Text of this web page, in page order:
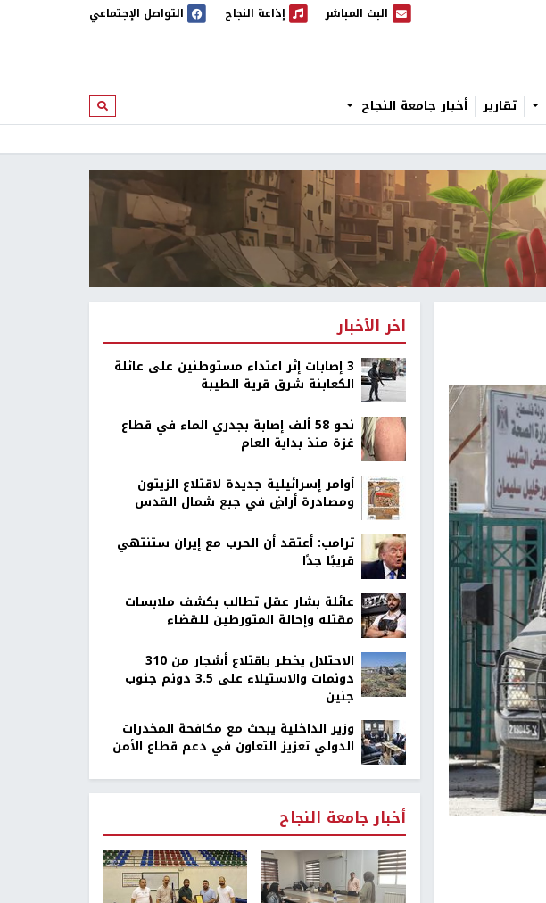
البث المباشر
البث المباشر إذاعة النجاح
إذاعة النجاح التواصل الإجتماعي
تقارير أخبار جامعة النجاح ابحث
اخر الأخبار
‏3 إصابات إثر اعتداء مستوطنين على عائلة
الكعابنة شرق قرية الطيبة
نحو 58 ألف إصابة بجدري الماء في قطاع
غزة منذ بداية العام
أوامر إسرائيلية جديدة لاقتلاع الزيتون
ومصادرة أراضٍ في جبع شمال القدس
ترامب: أعتقد أن الحرب مع إيران ستنتهي
قريبًا جدًا
عائلة بشار عقل تطالب بكشف ملابسات
مقتله وإحالة المتورطين للقضاء
الاحتلال يخطر باقتلاع أشجار من 310
دونمات والاستيلاء على 3.5 دونم جنوب
جنين
وزير الداخلية يبحث مع مكافحة المخدرات
الدولي تعزيز التعاون في دعم قطاع الأمن
أخبار جامعة النجاح